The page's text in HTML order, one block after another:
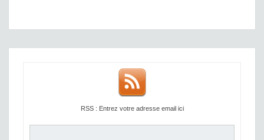
RSS : Entrez votre adresse email ici